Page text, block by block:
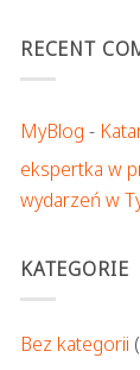
RECENT
MyBlog -
ekspertka w
wydarzeń w
KATEGORIE
Bez kategorii